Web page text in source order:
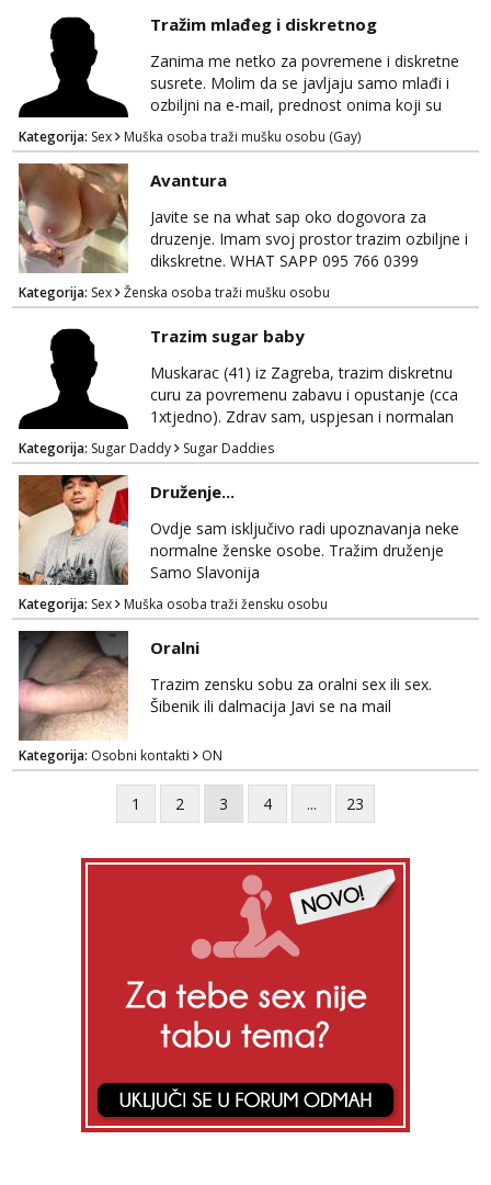
Tražim mlađeg i diskretnog
Zanima me netko za povremene i diskretne
susrete. Molim da se javljaju samo mlađi i
ozbiljni na e-mail, prednost onima koji su
vitke građe, iskustvo mi je nebitno. Higijena i
diskrecija su mi na prvom mjestu,
maksimalno držim do izgleda, sportski sam
tip.
Kategorija: Sex Muška osoba traži mušku osobu (Gay)
Avantura
Javite se na what sap oko dogovora za
druzenje. Imam svoj prostor trazim ozbiljne i
dikskretne. WHAT SAPP 095 766 0399
Kategorija: Sex Ženska osoba traži mušku osobu
Trazim sugar baby
Muskarac (41) iz Zagreba, trazim diskretnu
curu za povremenu zabavu i opustanje (cca
1xtjedno). Zdrav sam, uspjesan i normalan
muskarca koji je spreman financijski cijeniti
tvoje vrijeme i trud. Ako smatras da imas sto
ponuditi, javi se s par rijeci o sebi, tome sto
trazis/ocekujes i fotkama na; Telegram
@GentAnte WA 0955812207
Kategorija: Sugar Daddy Sugar Daddies
Druženje...
Ovdje sam isključivo radi upoznavanja neke
normalne ženske osobe. Tražim druženje
Samo Slavonija
Kategorija: Sex Muška osoba traži žensku osobu
Oralni
Trazim zensku sobu za oralni sex ili sex.
Šibenik ili dalmacija Javi se na mail
Kategorija: Osobni kontakti ON
1 2 3 4 ... 23